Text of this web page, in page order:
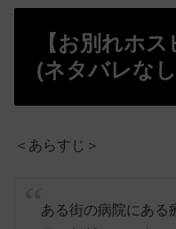
【お別れホ
(ネタバレな
＜あらすじ＞
ある街の病院にある